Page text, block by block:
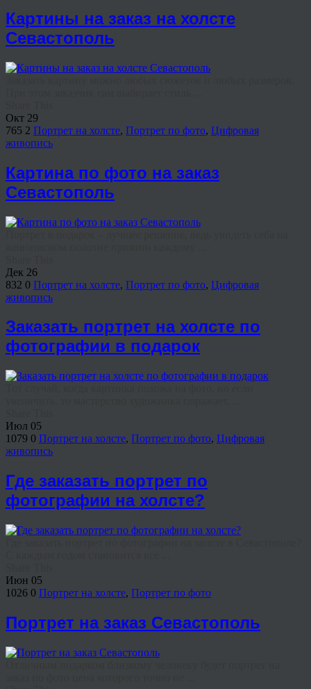
Картины на заказ на холсте
Севастополь
Окт 29
765 2 Портрет на холсте, Портрет по фото, Цифровая
живопись
Картина по фото на заказ
Севастополь
Дек 26
832 0 Портрет на холсте, Портрет по фото, Цифровая
живопись
Заказать портрет на холсте по
фотографии в подарок
Июл 05
1079 0 Портрет на холсте, Портрет по фото, Цифровая
живопись
Где заказать портрет по
фотографии на холсте?
Июн 05
1026 0 Портрет на холсте, Портрет по фото
Портрет на заказ Севастополь